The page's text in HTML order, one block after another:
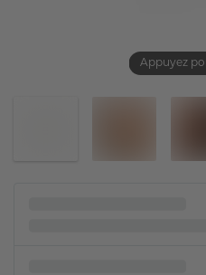
Appuyez